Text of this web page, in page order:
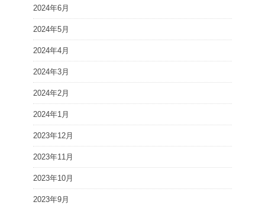
2024年6月
2024年5月
2024年4月
2024年3月
2024年2月
2024年1月
2023年12月
2023年11月
2023年10月
2023年9月